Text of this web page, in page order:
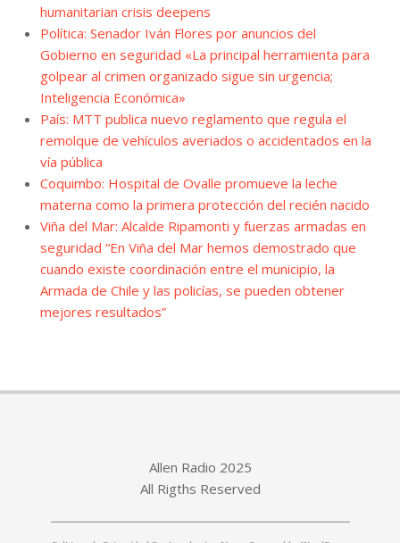
humanitarian crisis deepens
Política: Senador Iván Flores por anuncios del
Gobierno en seguridad «La principal herramienta para
golpear al crimen organizado sigue sin urgencia;
Inteligencia Económica»
País: MTT publica nuevo reglamento que regula el
remolque de vehículos averiados o accidentados en la
vía pública
Coquimbo: Hospital de Ovalle promueve la leche
materna como la primera protección del recién nacido
Viña del Mar: Alcalde Ripamonti y fuerzas armadas en
seguridad “En Viña del Mar hemos demostrado que
cuando existe coordinación entre el municipio, la
Armada de Chile y las policías, se pueden obtener
mejores resultados”
Allen Radio 2025
All Rigths Reserved